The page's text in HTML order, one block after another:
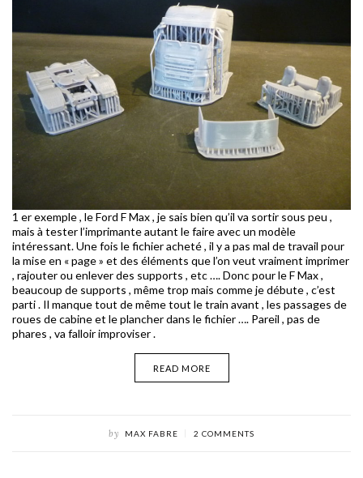
1 er exemple , le Ford F Max , je sais bien qu’il va sortir sous peu ,
mais à tester l’imprimante autant le faire avec un modèle
intéressant. Une fois le fichier acheté , il y a pas mal de travail pour
la mise en « page » et des éléments que l’on veut vraiment imprimer
, rajouter ou enlever des supports , etc …. Donc pour le F Max ,
beaucoup de supports , même trop mais comme je débute , c’est
parti . Il manque tout de même tout le train avant , les passages de
roues de cabine et le plancher dans le fichier …. Pareil , pas de
phares , va falloir improviser .
READ MORE
by MAX FABRE 2 COMMENTS